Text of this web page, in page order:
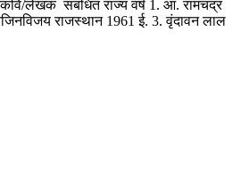
कवि/लेखक संबंधित राज्य वर्ष 1. आ. रामचंद्र
राजस्थान 1961 ई. 3. वृंदावन लाल